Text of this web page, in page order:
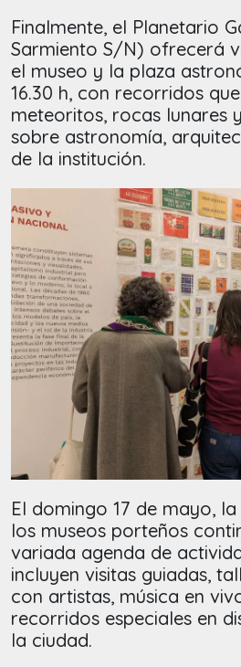
Finalmente, el Planetario
Sarmiento S/N) ofrecerá
el museo y la plaza
16.30 h, con recorridos
meteoritos, rocas lunares
sobre astronomía,
de la institución.
El domingo 17 de mayo,
los museos porteños
variada agenda de
incluyen visitas guiadas,
con artistas, música en
recorridos especiales en
la ciudad.